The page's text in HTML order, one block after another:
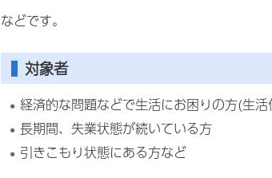
などです。
対象者
経済的な問題などで生活にお困りの方(生活
長期間、失業状態が続いている方
引きこもり状態にある方など